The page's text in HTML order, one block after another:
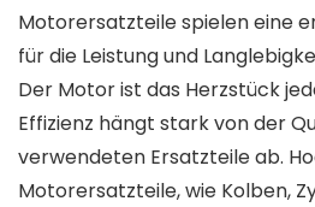
Motorersatzteile spielen eine
für die Leistung und
Der Motor ist das Herzstück
Effizienz hängt stark von der
verwendeten Ersatzteile ab.
Motorersatzteile, wie Kolben,